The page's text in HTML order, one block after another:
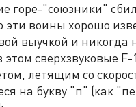
горе-"союзники"
эти воины хорошо
выучкой и никогда
сверхзвуковые
летящим со
на букву "п" (как